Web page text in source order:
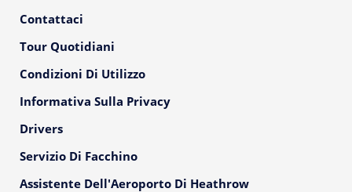
Contattaci
Tour Quotidiani
Condizioni Di Utilizzo
Informativa Sulla Privacy
Drivers
Servizio Di Facchino
Assistente Dell'Aeroporto Di Heathrow